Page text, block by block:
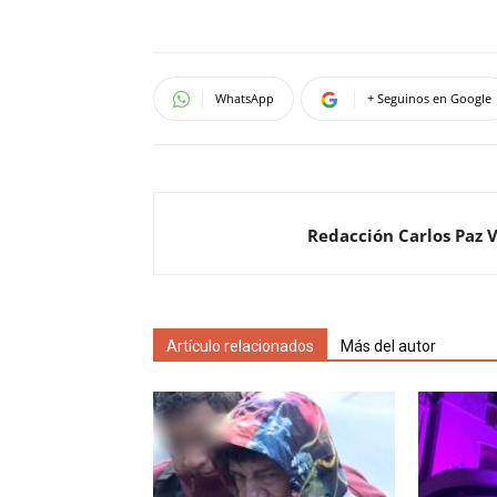
WhatsApp + Seguinos en Google
Redacción Carlos Paz
Artículo relacionados Más del autor